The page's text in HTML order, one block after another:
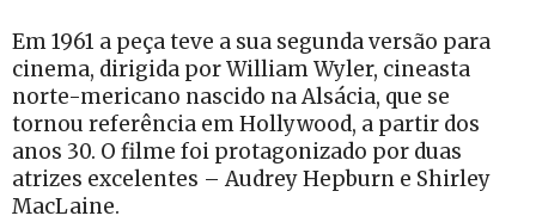
Em 1961 a peça teve a sua segunda versão para
cinema, dirigida por William Wyler, cineasta
norte-mericano nascido na Alsácia, que se
tornou referência em Hollywood, a partir dos
anos 30. O filme foi protagonizado por duas
atrizes excelentes – Audrey Hepburn e Shirley
MacLaine.